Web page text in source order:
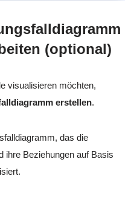
(optional)
visualisieren möchten,
erstellen.
das die
ihre Beziehungen auf Basis